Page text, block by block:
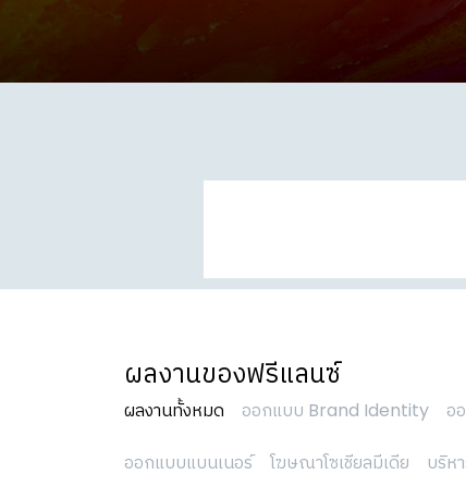
ผลงานของฟรีแลนซ์
ผลงานทั้งหมด ออกแบบ Brand Identity อ
ออกแบบแบนเนอร์ โฆษณาโซเชียลมีเดีย บริห